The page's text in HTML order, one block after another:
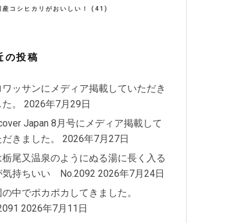
産コシヒカリがおいしい！ (41)
の投稿
ワッサンにメディア掲載していただき
。
2026年7月29日
Japan 8月号にメディア掲載して
きました。
2026年7月27日
栃尾又温泉のようにぬる湯に長く入る
気持ちいい No.2092 2026年7月24日
中でポカポカしてきました。
2026年7月11日